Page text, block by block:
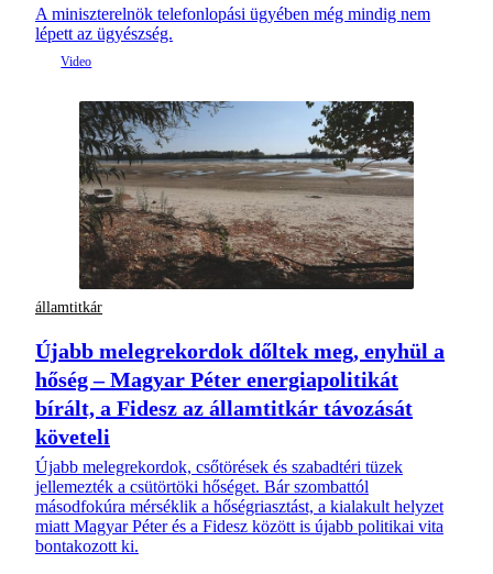
A miniszterelnök telefonlopási ügyében még mindig nem
lépett az ügyészség.
államtitkár
Újabb melegrekordok dőltek meg, enyhül a
hőség – Magyar Péter energiapolitikát
bírált, a Fidesz az államtitkár távozását
követeli
Újabb melegrekordok, csőtörések és szabadtéri tüzek
jellemezték a csütörtöki hőséget. Bár szombattól
másodfokúra mérséklik a hőségriasztást, a kialakult helyzet
miatt Magyar Péter és a Fidesz között is újabb politikai vita
bontakozott ki.